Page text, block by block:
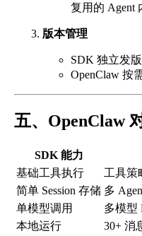
复用的 Agent
版本管理
SDK 独立发版
OpenClaw 按
五、OpenClaw
SDK 能力
基础工具执行
工具策
简单 Session 存储 多
单模型调用
多模型
本地运行
30+ 消